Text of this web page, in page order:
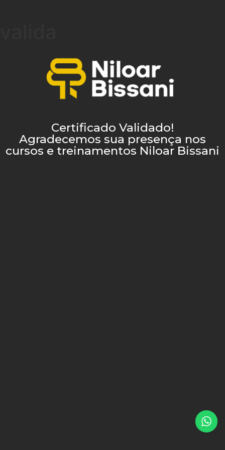
Certificado Validado!
Agradecemos sua presença nos
cursos e treinamentos Niloar Bissani